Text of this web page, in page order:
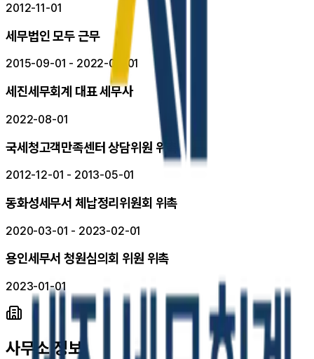
2012-11-01
세무법인 모두 근무
2015-09-01 - 2022-07-01
세진세무회계 대표 세무사
2022-08-01
국세청고객만족센터 상담위원 위촉
2012-12-01 - 2013-05-01
동화성세무서 체납정리위원회 위촉
2020-03-01 - 2023-02-01
용인세무서 청원심의회 위원 위촉
2023-01-01
사무소 정보